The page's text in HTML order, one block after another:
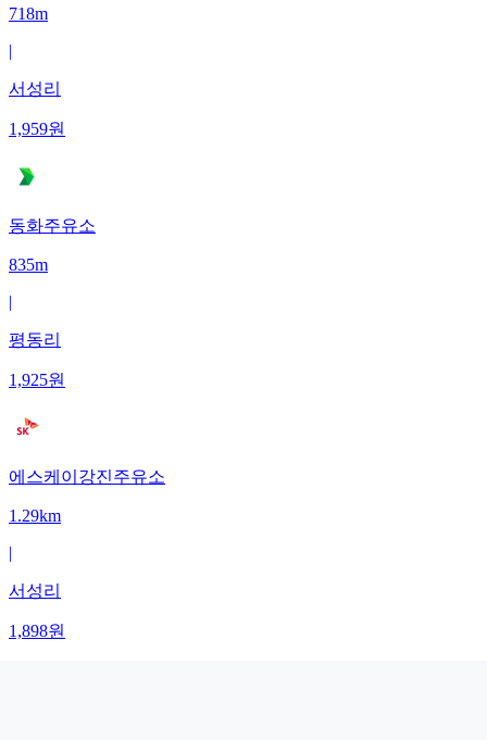
718m
|
서성리
1,959원
동화주유소
835m
|
평동리
1,925원
에스케이강진주유소
1.29km
|
서성리
1,898원